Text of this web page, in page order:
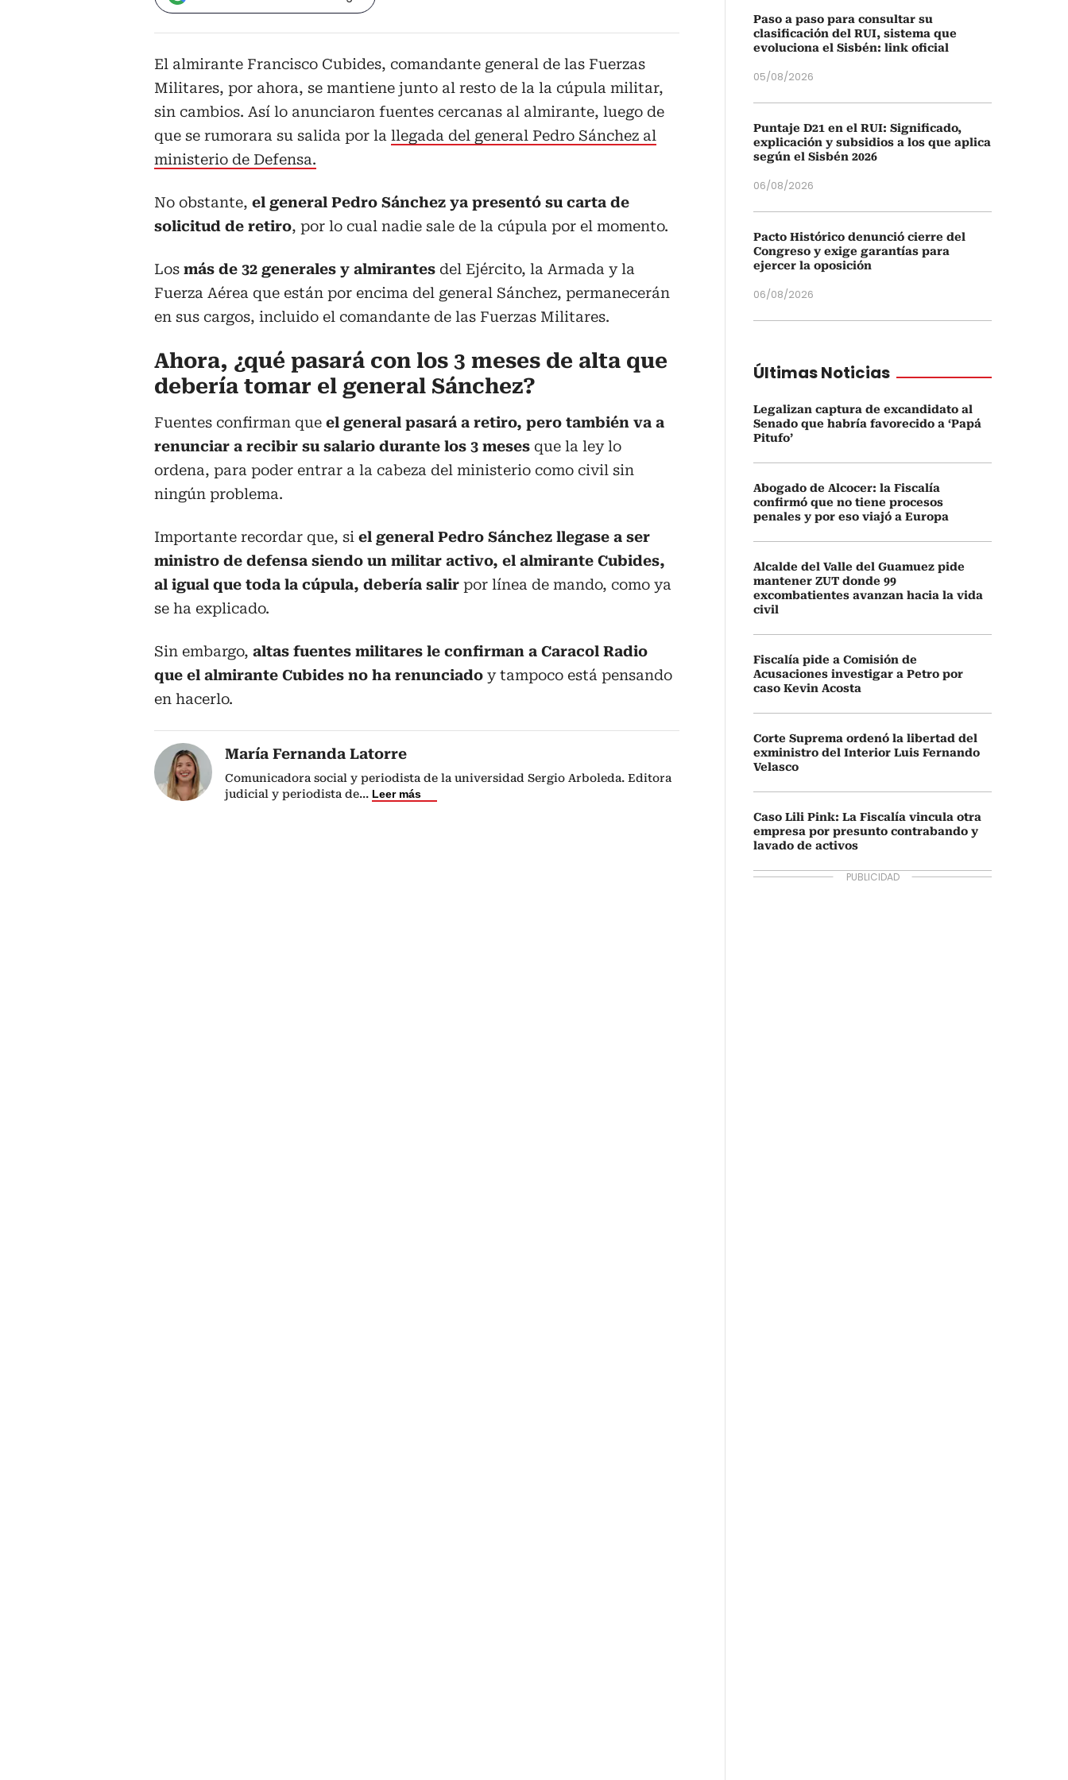
El almirante Francisco Cubides, comandante general de las Fuerzas
Militares, por ahora, se mantiene junto al resto de la la cúpula militar,
sin cambios. Así lo anunciaron fuentes cercanas al almirante, luego de
que se rumorara su salida por la llegada del general Pedro Sánchez al
ministerio de Defensa.
No obstante, el general Pedro Sánchez ya presentó su carta de
solicitud de retiro, por lo cual nadie sale de la cúpula por el momento.
Los más de 32 generales y almirantes del Ejército, la Armada y la
Fuerza Aérea que están por encima del general Sánchez, permanecerán
en sus cargos, incluido el comandante de las Fuerzas Militares.
Ahora, ¿qué pasará con los 3 meses de alta que
debería tomar el general Sánchez?
Fuentes confirman que el general pasará a retiro, pero también va a
renunciar a recibir su salario durante los 3 meses que la ley lo
ordena, para poder entrar a la cabeza del ministerio como civil sin
ningún problema.
Importante recordar que, si el general Pedro Sánchez llegase a ser
ministro de defensa siendo un militar activo, el almirante Cubides,
al igual que toda la cúpula, debería salir por línea de mando, como ya
se ha explicado.
Sin embargo, altas fuentes militares le confirman a Caracol Radio
que el almirante Cubides no ha renunciado y tampoco está pensando
en hacerlo.
María Fernanda Latorre
Comunicadora social y periodista de la universidad Sergio Arboleda. Editora
judicial y periodista de... Leer más
Paso a paso para consultar su
clasificación del RUI, sistema que
evoluciona el Sisbén: link oficial
05/08/2026
Puntaje D21 en el RUI: Significado,
explicación y subsidios a los que aplica
según el Sisbén 2026
06/08/2026
Pacto Histórico denunció cierre del
Congreso y exige garantías para
ejercer la oposición
06/08/2026
Últimas Noticias
Legalizan captura de excandidato al
Senado que habría favorecido a ‘Papá
Pitufo’
Abogado de Alcocer: la Fiscalía
confirmó que no tiene procesos
penales y por eso viajó a Europa
Alcalde del Valle del Guamuez pide
mantener ZUT donde 99
excombatientes avanzan hacia la vida
civil
Fiscalía pide a Comisión de
Acusaciones investigar a Petro por
caso Kevin Acosta
Corte Suprema ordenó la libertad del
exministro del Interior Luis Fernando
Velasco
Caso Lili Pink: La Fiscalía vincula otra
empresa por presunto contrabando y
lavado de activos